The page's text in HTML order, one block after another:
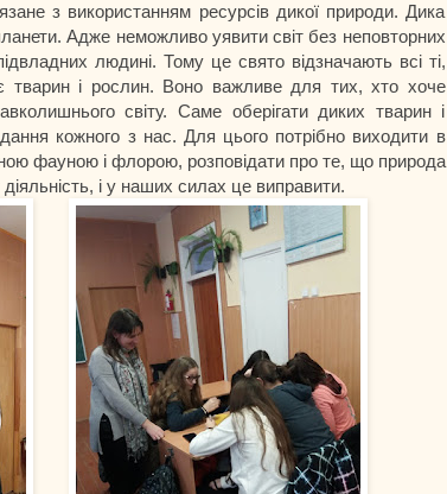
з використанням ресурсів дикої природи. Дика
Адже неможливо уявити світ без неповторних
людині. Тому це свято відзначають всі ті,
тварин і рослин. Воно важливе для тих, хто хоче
світу. Саме оберігати диких тварин і
кожного з нас. Для цього потрібно виходити в
фауною і флорою, розповідати про те, що природа
і у наших силах це виправити.